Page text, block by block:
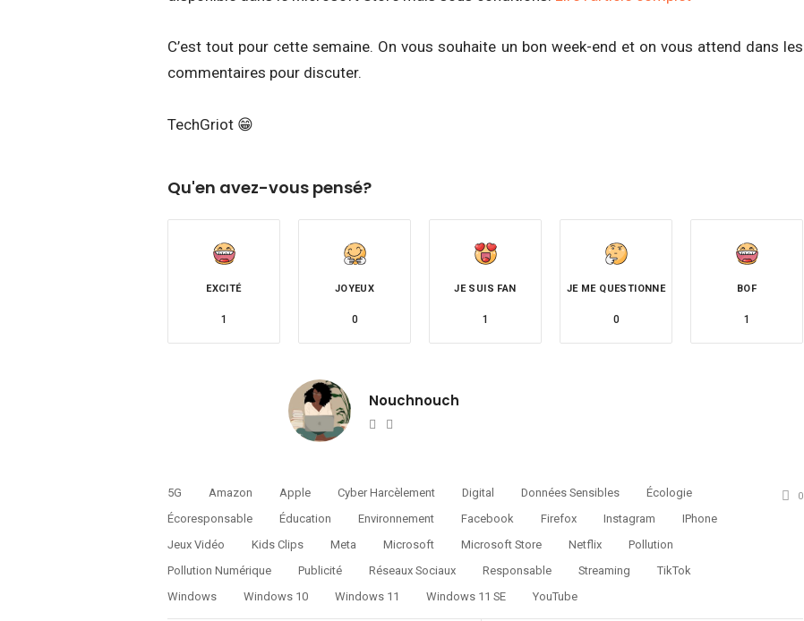
C’est tout pour cette semaine. On vous souhaite un bon week-end et on vous attend dans les
commentaires pour discuter.
TechGriot 😁
Qu'en avez-vous pensé?
EXCITÉ
1
JOYEUX
0
JE SUIS FAN
1
JE ME QUESTIONNE
0
BOF
1
Nouchnouch
Website
5G Amazon Apple Cyber Harcèlement Digital Données Sensibles
Écologie
Écoresponsable
Éducation Environnement Facebook Firefox Instagram
IPhone
Jeux Vidéo
Kids Clips Meta Microsoft Microsoft Store Netflix
Pollution
Pollution Numérique
Publicité Réseaux Sociaux Responsable Streaming
TikTok
Windows
Windows 10 Windows 11 Windows 11 SE YouTube
0